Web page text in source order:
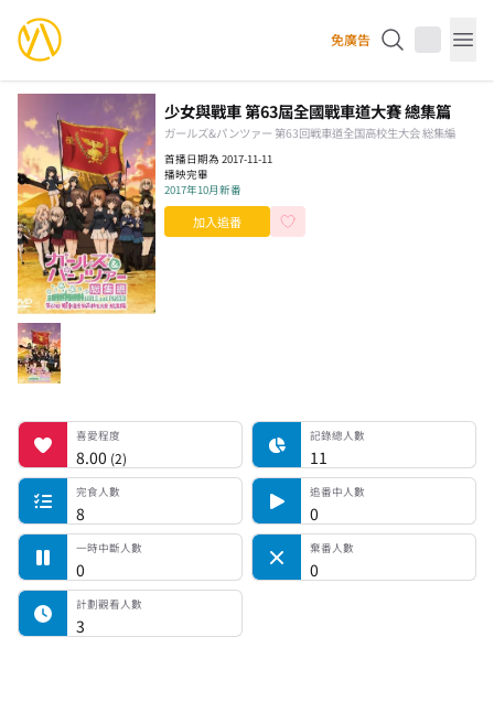
YourAnimes 你的動畫 免廣告
少女與戰車 第63屆全國戰車道大賽 總集篇
ガールズ&パンツァー 第63回戦車道全国高校生大会 総集編
首播日期為 2017-11-11
播映完畢
2017年10月新番
加入追番
喜愛程度喜愛程度
8.00 (2)
記錄總人數 記錄總人數
11
完食人數
完食人數
8
追番中人數
追番中人數
0
一時中斷人數
一時中斷人數
0
棄番人數
棄番人數
0
計劃觀看人數
計劃觀看人數
3